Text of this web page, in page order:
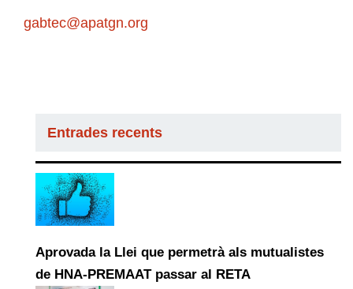
gabtec@apatgn.org
Entrades recents
Aprovada la Llei que permetrà als mutualistes
de HNA-PREMAAT passar al RETA